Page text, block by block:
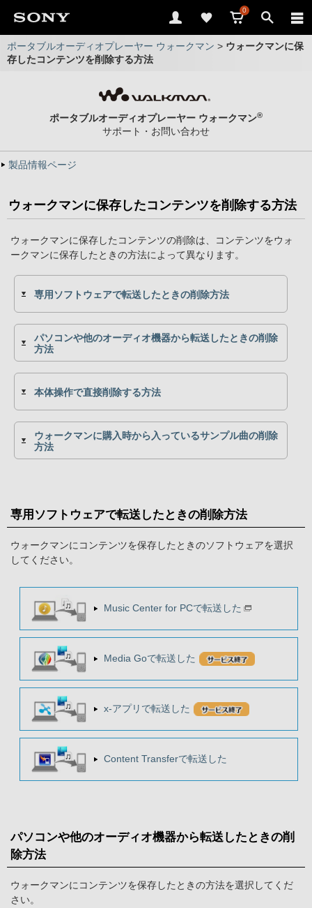
0
ポータブルオーディオプレーヤー ウォークマン > ウォークマンに保
存したコンテンツを削除する方法
ポータブルオーディオプレーヤー ウォークマン®
サポート・お問い合わせ
製品情報ページ
ウォークマンに保存したコンテンツを削除する方法
ウォークマンに保存したコンテンツの削除は、コンテンツをウォ
ークマンに保存したときの方法によって異なります。
専用ソフトウェアで転送したときの削除方法
パソコンや他のオーディオ機器から転送したときの削除
方法
本体操作で直接削除する方法
ウォークマンに購入時から入っているサンプル曲の削除
方法
専用ソフトウェアで転送したときの削除方法
ウォークマンにコンテンツを保存したときのソフトウェアを選択
してください。
Music Center for PCで転送した
Media Goで転送した
x-アプリで転送した
Content Transferで転送した
パソコンや他のオーディオ機器から転送したときの削
除方法
ウォークマンにコンテンツを保存したときの方法を選択してくだ
さい。